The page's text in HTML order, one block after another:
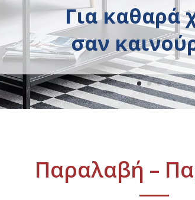
Για καθαρά
σαν
Παραλαβή –